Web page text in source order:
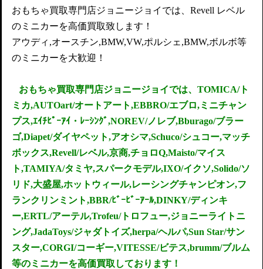
おもちゃ買取専門店ジョニージョイでは、Revell レベル
のミニカーを高価買取致します！
アウディ,オースチン,BMW,VW,ポルシェ,BMW,ボルボ等
のミニカーを大歓迎！
おもちゃ買取専門店ジョニージョイでは、TOMICA/ト
ミカ,AUTOart/オートアート,EBBRO/エブロ,ミニチャン
プス,ｴｲﾁﾋﾟｰｱｲ・ﾚｰｼﾝｸﾞ,NOREV/ノレブ,Bburago/ブラー
ゴ,Diapet/ダイヤペット,アオシマ,Schuco/シュコー,マッチ
ボックス,Revell/レベル,京商,チョロQ,Maisto/マイス
ト,TAMIYA/タミヤ,スパークモデル,IXO/イクソ,Solido/ソ
リド,大盛屋,ホットウィール,レーシングチャンピオン,フ
ランクリンミント,BBR/ﾋﾞｰﾋﾞｰｱｰﾙ,DINKY/ディンキ
ー,ERTL/アーテル,Trofeu/トロフュー,ジョニーライトニ
ング,JadaToys/ジャダトイズ,herpa/ヘルパ,Sun Star/サン
スター,CORGI/コーギー,VITESSE/ビテス,brumm/ブルム
等のミニカーを高価買取しております！